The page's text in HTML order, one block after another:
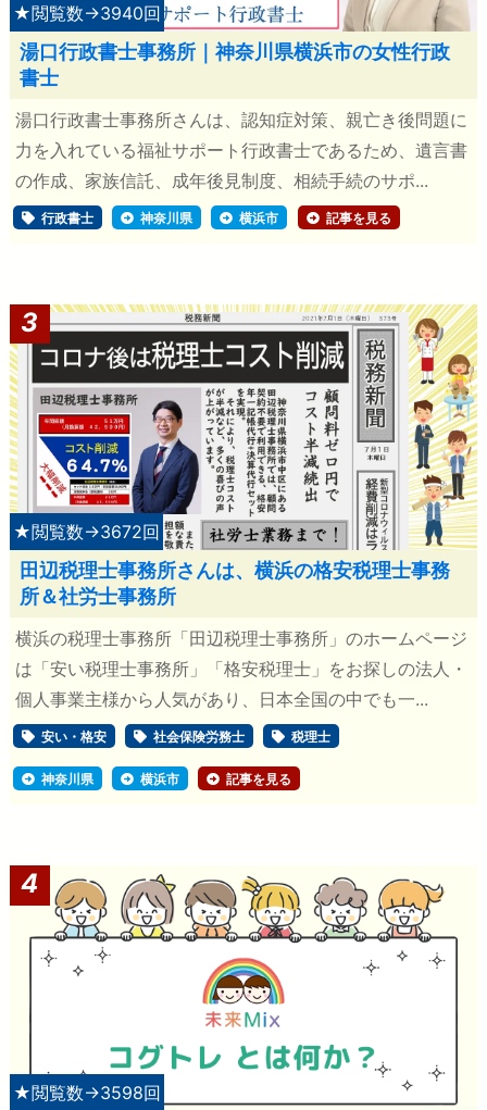
★閲覧数→3940回
湯口行政書士事務所｜神奈川県横浜市の女性行政
書士
湯口行政書士事務所さんは、認知症対策、親亡き後問題に
力を入れている福祉サポート行政書士であるため、遺言書
の作成、家族信託、成年後見制度、相続手続のサポ...
行政書士 神奈川県 横浜市 記事を見る
3
★閲覧数→3672回
田辺税理士事務所さんは、横浜の格安税理士事務
所＆社労士事務所
横浜の税理士事務所「田辺税理士事務所」のホームページ
は「安い税理士事務所」「格安税理士」をお探しの法人・
個人事業主様から人気があり、日本全国の中でも一...
安い・格安 社会保険労務士 税理士
神奈川県 横浜市 記事を見る
4
★閲覧数→3598回